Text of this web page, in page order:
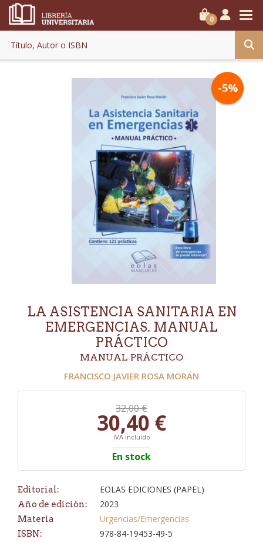
0
-5%
LA ASISTENCIA SANITARIA EN
EMERGENCIAS. MANUAL
PRÁCTICO
MANUAL PRÁCTICO
FRANCISCO JAVIER ROSA MORÁN
32,00 €
30,40 €
IVA incluido
En stock
Editorial: EOLAS EDICIONES (PAPEL)
Año de edición: 2023
Materia Urgencias/Emergencias
ISBN: 978-84-19453-49-5